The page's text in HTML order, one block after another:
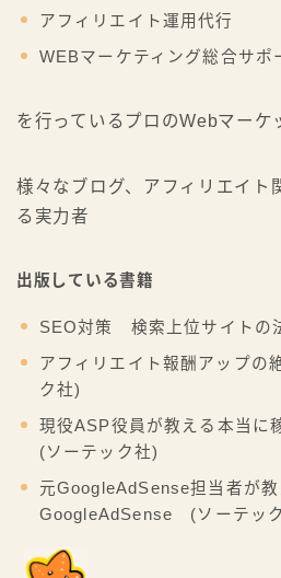
アフィリエイト運用代行
WEBマーケティング総合サポ
を行っているプロのWebマーケ
様々なブログ、アフィリエイト
る実力者
出版している書籍
SEO対策 検索上位サイト
アフィリエイト報酬アップ
ク社)
現役ASP役員が教える本当
(ソーテック社)
元GoogleAdSense担当者が
GoogleAdSense (ソーテッ